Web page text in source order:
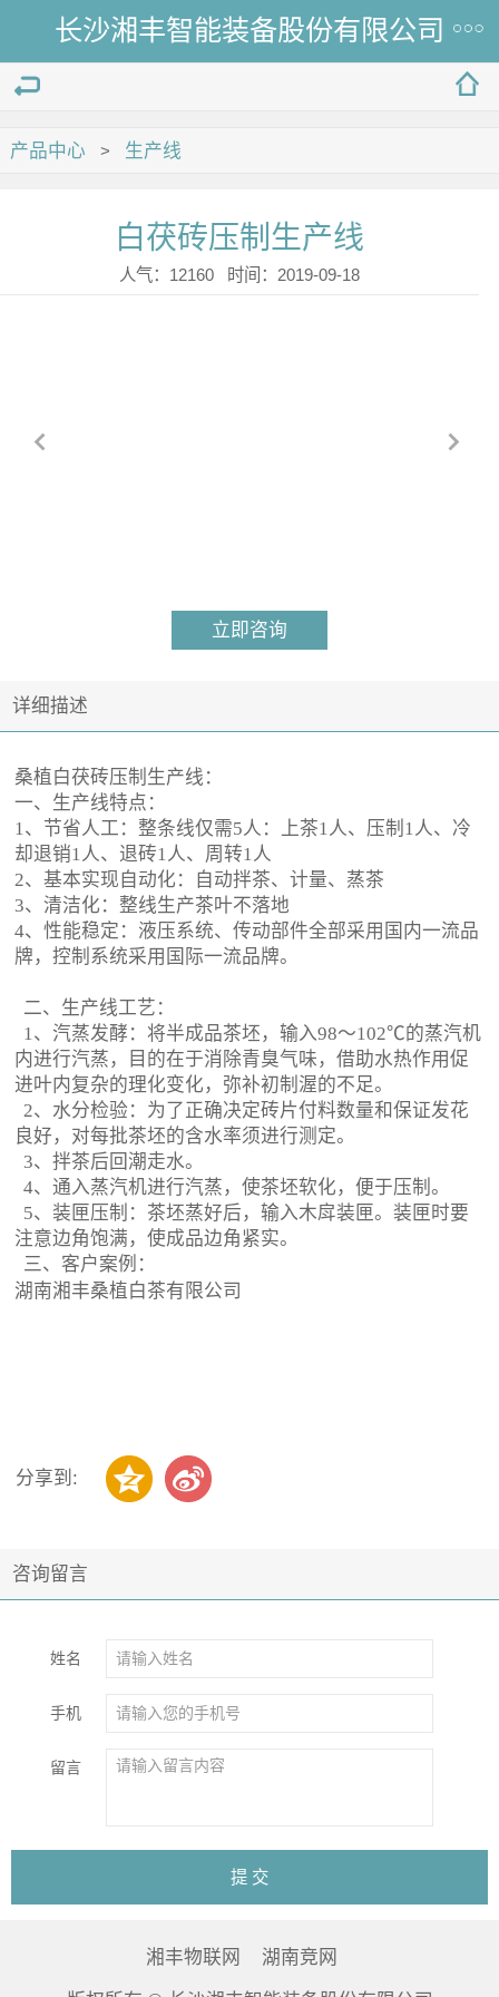
长沙湘丰智能装备股份有限公司
产品中心 > 生产线
白茯砖压制生产线
人气：12160 时间：2019-09-18
立即咨询
详细描述
桑植白茯砖压制生产线：
一、生产线特点：
1、节省人工： 整条线仅需5人：上茶1人、压制1人、冷
却退销1人、退砖1人、周转1人
2、基本实现自动化：自动拌茶、计量、蒸茶
3、清洁化：整线生产茶叶不落地
4、性能稳定：液压系统、传动部件全部采用国内一流品
牌，控制系统采用国际一流品牌。
二、生产线工艺：
1、汽蒸发酵：将半成品茶坯，输入98～102℃的蒸汽机
内进行汽蒸，目的在于消除青臭气味，借助水热作用促
进叶内复杂的理化变化，弥补初制渥的不足。
2、 水分检验：为了正确决定砖片付料数量和保证发花
良好，对每批茶坯的含水率须进行测定。
3、拌茶后回潮走水。
4、通入蒸汽机进行汽蒸，使茶坯软化，便于压制。
5、 装匣压制：茶坯蒸好后，输入木戽装匣。装匣时要
注意边角饱满，使成品边角紧实。
三、客户案例：
湖南湘丰桑植白茶有限公司
分享到:
咨询留言
姓名
手机
留言
湘丰物联网 湖南竞网